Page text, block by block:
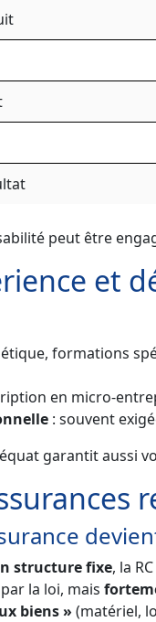
peut être
et
formations
en micro-
: souvent
garantit aussi
structure fixe, la
la loi, mais
biens » (matériel,